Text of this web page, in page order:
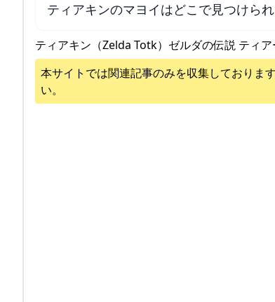
ティアキンのマヨイはどこで見つけら
ティアキン（Zelda Totk）ゼルダの伝説 ティ
本サイトでは関連記事のみを収集しております
い。